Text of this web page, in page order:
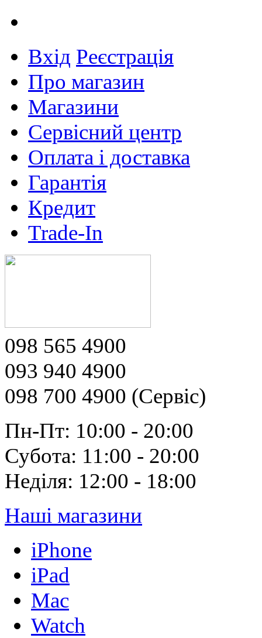
Вхід Реєстрація
Про магазин
Магазини
Сервісний центр
Оплата і доставка
Гарантія
Кредит
Trade-In
098 565 4900
093 940 4900
098 700 4900 (Сервіс)
Пн-Пт: 10:00 - 20:00
Субота: 11:00 - 20:00
Неділя: 12:00 - 18:00
Наші магазини
iPhone
iPad
Mac
Watch